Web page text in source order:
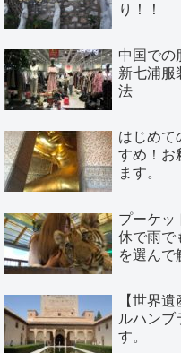
り！！
中国での
新七浦服
法
はじめて
すめ！お
ます。
プーケッ
休で雨で
を選んで
【世界
ルハンブ
す。